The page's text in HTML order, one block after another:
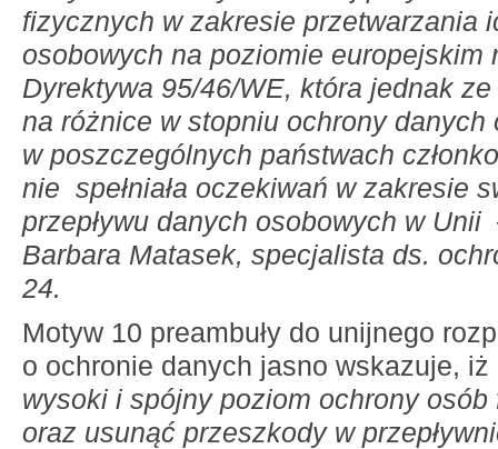
fizycznych w zakresie przetwarzania
osobowych na poziomie europejskim
Dyrektywa 95/46/WE, która jednak
na różnice w stopniu ochrony danych
w poszczególnych państwach
nie spełniała oczekiwań w zakresie
przepływu danych osobowych w Unii
Barbara Matasek, specjalista ds.
24.
Motyw 10 preambuły do unijnego
o ochronie danych jasno wskazuje, iż
wysoki i spójny poziom ochrony
oraz usunąć przeszkody w